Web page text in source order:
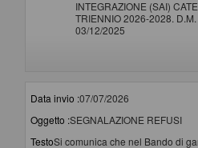
INTEGRAZIONE (SAI)
TRIENNIO 2026-2028. D.M.
03/12/2025
Data invio :07/07/2026
Oggetto :SEGNALAZIONE REFUSI
TestoSi comunica che nel Bando di